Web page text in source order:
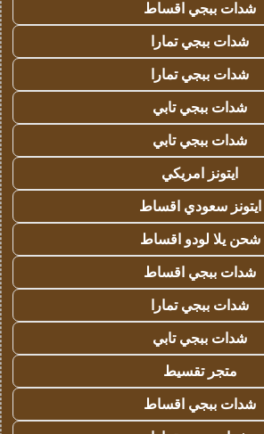
شدات ببجي اقساط
شدات ببجي تمارا
شدات ببجي تمارا
شدات ببجي تابي
شدات ببجي تابي
ايتونز امريكي
ايتونز سعودي اقساط
شحن يلا لودو اقساط
شدات ببجي اقساط
شدات ببجي تمارا
شدات ببجي تابي
متجر تقسيط
شدات ببجي اقساط